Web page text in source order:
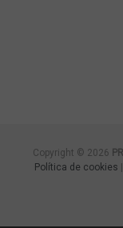
Copyright © 2026
Política de cookies |